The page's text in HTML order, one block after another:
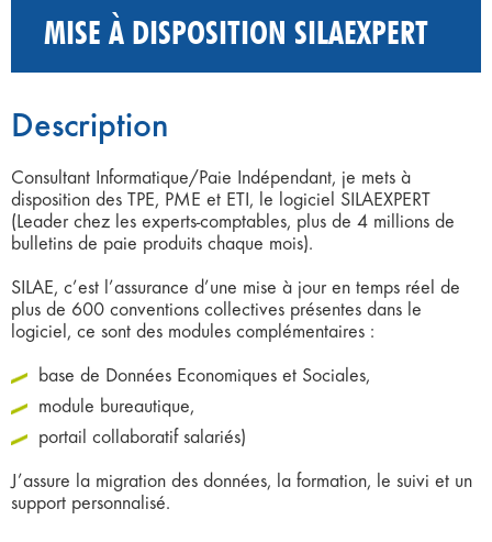
MISE À DISPOSITION SILAEXPERT
Description
Consultant Informatique/Paie Indépendant, je mets à
disposition des TPE, PME et ETI, le logiciel SILAEXPERT
(Leader chez les experts-comptables, plus de 4 millions de
bulletins de paie produits chaque mois).
SILAE, c’est l’assurance d’une mise à jour en temps réel de
plus de 600 conventions collectives présentes dans le
logiciel, ce sont des modules complémentaires :
base de Données Economiques et Sociales,
module bureautique,
portail collaboratif salariés)
J’assure la migration des données, la formation, le suivi et un
support personnalisé.